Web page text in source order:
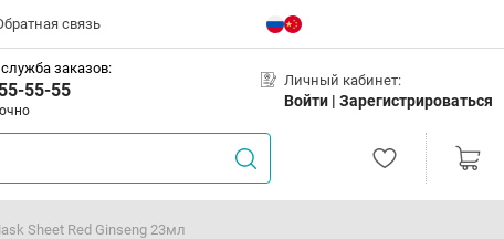
связь
заказов:
55-55 Личный кабинет:
Войти | Зарегистрироваться
Sheet Red Ginseng 23мл